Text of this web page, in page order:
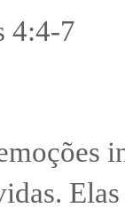
4:4-7